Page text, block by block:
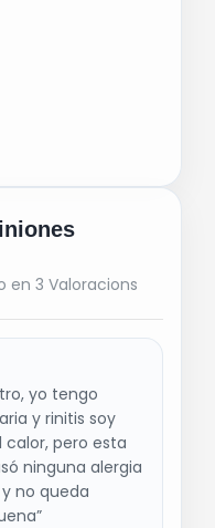
los poros).
y sin
la barrera
para ayudar
ingredientes
en 3 Valoracions
yo tengo
y rinitis soy
pero esta
ninguna alergia
no queda